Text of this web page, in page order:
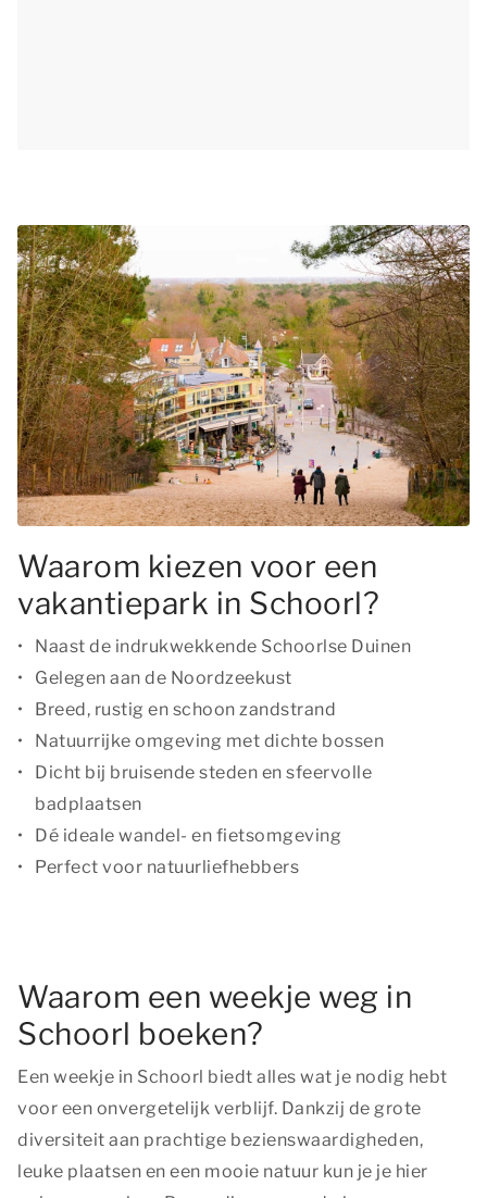
Waarom kiezen voor een
vakantiepark in Schoorl?
Naast de indrukwekkende Schoorlse Duinen
Gelegen aan de Noordzeekust
Breed, rustig en schoon zandstrand
Natuurrijke omgeving met dichte bossen
Dicht bij bruisende steden en sfeervolle
badplaatsen
Dé ideale wandel- en fietsomgeving
Perfect voor natuurliefhebbers
Waarom een weekje weg in
Schoorl boeken?
Een weekje in Schoorl biedt alles wat je nodig hebt
voor een onvergetelijk verblijf. Dankzij de grote
diversiteit aan prachtige bezienswaardigheden,
leuke plaatsen en een mooie natuur kun je je hier